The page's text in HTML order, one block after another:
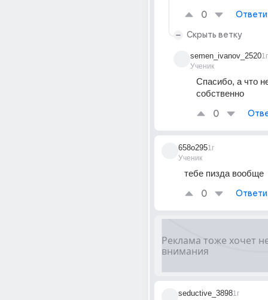
0
Скрыть ветку
semen_ivanov_2520
Ученик
1г
Спасибо, а что
собственно
0
658o295
Ученик
1г
тебе пизда вообще
0
seductive_38981г